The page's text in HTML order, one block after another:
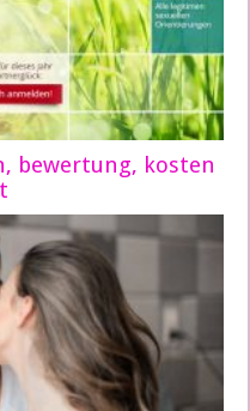
bewertung, kosten